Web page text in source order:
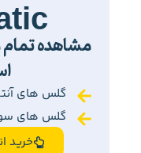
مشاهده
گلس های
گلس های
خرید